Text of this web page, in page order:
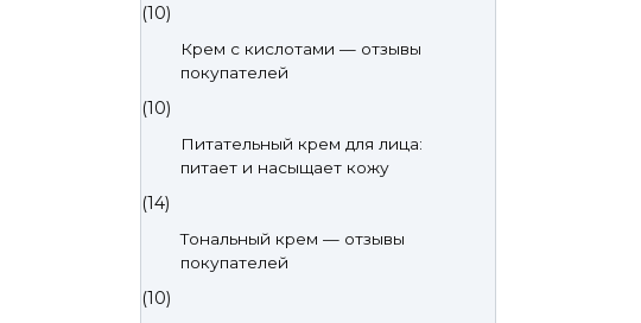
(10)
Крем с кислотами — отзывы
покупателей
(10)
Питательный крем для лица:
питает и насыщает кожу
(14)
Тональный крем — отзывы
покупателей
(10)